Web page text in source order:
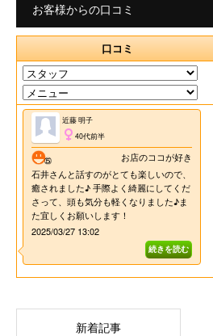
お客様からの口コミ
新着記事